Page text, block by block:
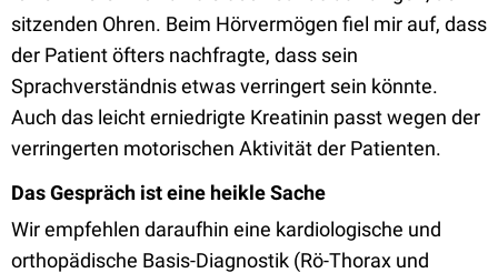
sitzenden Ohren. Beim Hörvermögen fiel mir auf, dass
der Patient öfters nachfragte, dass sein
Sprachverständnis etwas verringert sein könnte.
Auch das leicht erniedrigte Kreatinin passt wegen der
verringerten motorischen Aktivität der Patienten.
Das Gespräch ist eine heikle Sache
Wir empfehlen daraufhin eine kardiologische und
orthopädische Basis-Diagnostik (Rö-Thorax und